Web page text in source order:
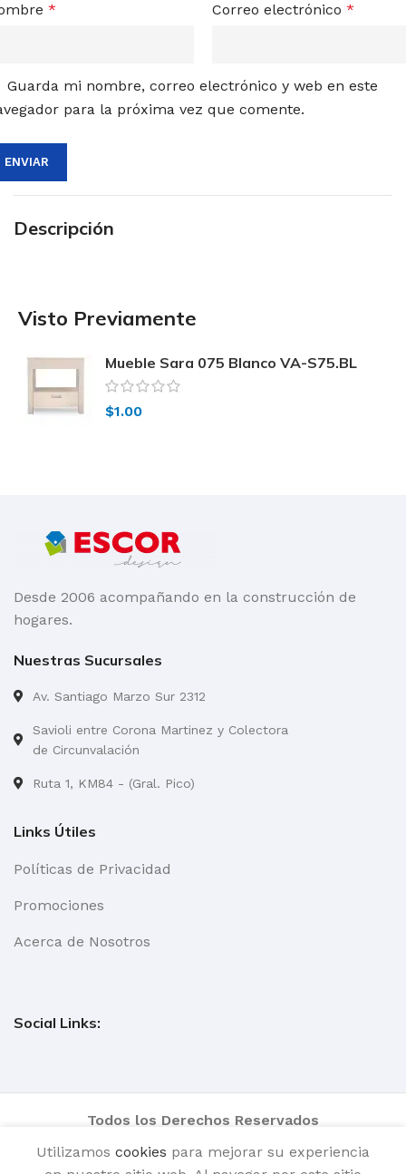
* Correo electrónico *
Guarda mi nombre, correo electrónico y web en este
para la próxima vez que comente.
Descripción
Visto Previamente
Mueble Sara 075 Blanco VA-S75.BL
$1.00
Desde 2006 acompañando en la construcción de
hogares.
Nuestras Sucursales
Av. Santiago Marzo Sur 2312
Savioli entre Corona Martinez y Colectora
de Circunvalación
Ruta 1, KM84 - (Gral. Pico)
Links Útiles
Políticas de Privacidad
Promociones
Acerca de Nosotros
Social Links:
Todos los Derechos Reservados
Utilizamos cookies para mejorar su experiencia